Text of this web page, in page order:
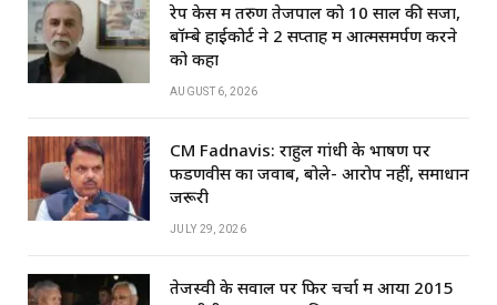
रेप केस में तरुण तेजपाल को 10 साल की सजा,
बॉम्बे हाईकोर्ट ने 2 सप्ताह में आत्मसमर्पण करने
को कहा
AUGUST 6, 2026
CM Fadnavis: राहुल गांधी के भाषण पर
फडणवीस का जवाब, बोले- आरोप नहीं, समाधान
जरूरी
JULY 29, 2026
तेजस्वी के सवाल पर फिर चर्चा में आया 2015